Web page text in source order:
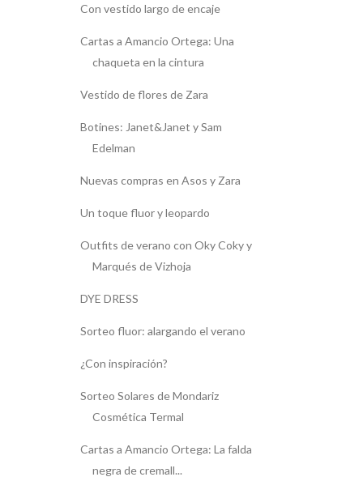
Con vestido largo de encaje
Cartas a Amancio Ortega: Una
chaqueta en la cintura
Vestido de flores de Zara
Botines: Janet&Janet y Sam
Edelman
Nuevas compras en Asos y Zara
Un toque fluor y leopardo
Outfits de verano con Oky Coky y
Marqués de Vizhoja
DYE DRESS
Sorteo fluor: alargando el verano
¿Con inspiración?
Sorteo Solares de Mondariz
Cosmética Termal
Cartas a Amancio Ortega: La falda
negra de cremall...